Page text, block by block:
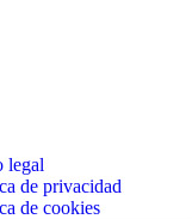
legal
de privacidad
de cookies